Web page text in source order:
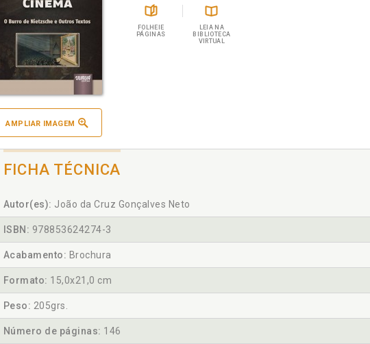
AMPLIAR IMAGEM
FOLHEIE
PÁGINAS
LEIA NA
BIBLIOTECA
VIRTUAL
FICHA TÉCNICA
Autor(es): João da Cruz Gonçalves Neto
ISBN: 978853624274-3
Acabamento: Brochura
Formato: 15,0x21,0 cm
Peso: 205grs.
Número de páginas: 146